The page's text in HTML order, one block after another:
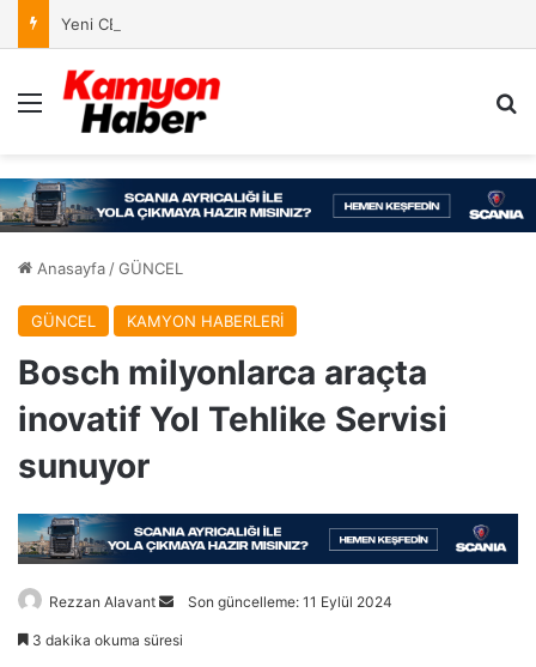
Menü
Anasayfa /GÜNCEL
GÜNCEL KAMYON HABERLERİ
Bosch milyonlarca araçta
inovatif Yol Tehlike Servisi
sunuyor
Rezzan Alavant
BirSon güncelleme: 11 Eylül 2024
3 dakika okuma süresi